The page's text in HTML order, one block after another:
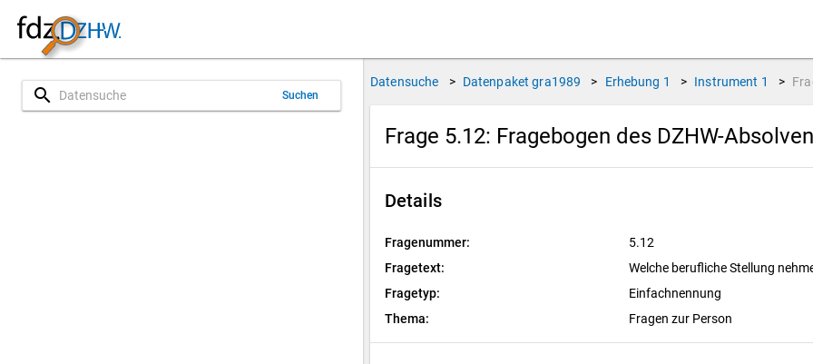
search Suchen
Datensuche > Datenpaket gra1989 > Erhebung 1 > Instrument 1 >
Frage 5.12: Fragebogen des DZHW-
Details
Fragenummer:
5.12
Fragetext:
Welche berufliche Stellung
Fragetyp:
Einfachnennung
Thema:
Fragen zur Person